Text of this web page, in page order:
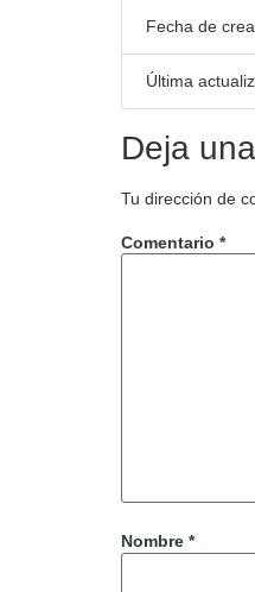
Fecha de
Última
Deja
Tu dirección de
Comentario *
Nombre *